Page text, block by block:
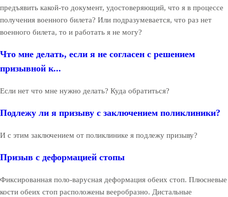
предъявить какой-то документ, удостоверяющий, что я в процессе
получения военного билета? Или подразумевается, что раз нет
военного билета, то и работать я не могу?
Что мне делать, если я не согласен с решением
призывной к...
Если нет что мне нужно делать? Куда обратиться?
Подлежу ли я призыву с заключением поликлиники?
И с этим заключением от поликлинике я подлежу призыву?
Призыв с деформацией стопы
Фиксированная поло-варусная деформация обеих стоп. Плюсневые
кости обеих стоп расположены вееробразно. Дистальные